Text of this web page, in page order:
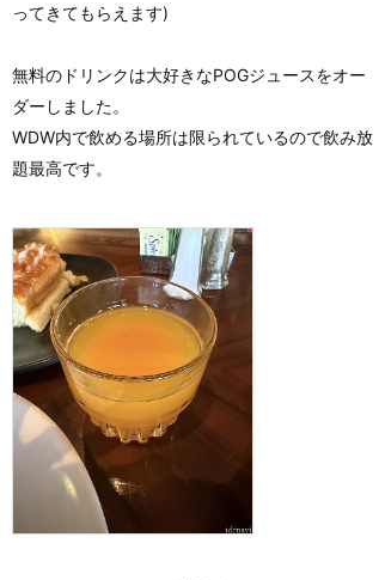
ってきてもらえます)
無料のドリンクは大好きなPOGジュースをオー
ダーしました。
WDW内で飲める場所は限られているので飲み放
題最高です。